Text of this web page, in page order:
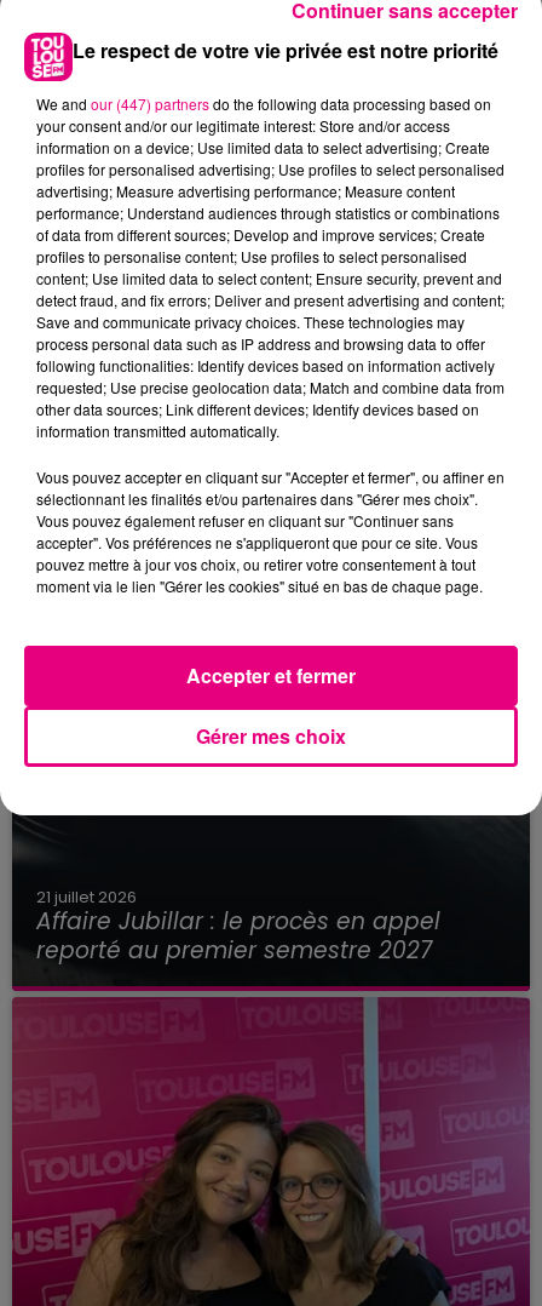
22 juillet 2026
Toulouse : circulation perturbée dans le
secteur François Verdier...
21 juillet 2026
Affaire Jubillar : le procès en appel
reporté au premier semestre 2027
Le respect de votre vie privée est notre priorité
We and our (447) partnersdo the following data processing based on
your consent and/or our legitimate interest: Store and/or access
information on a device; Use limited data to select advertising; Create
profiles for personalised advertising; Use profiles to select personalised
advertising; Measure advertising performance; Measure content
performance; Understand audiences through statistics or combinations
of data from different sources; Develop and improve services; Create
profiles to personalise content; Use profiles to select personalised
content; Use limited data to select content; Ensure security, prevent and
detect fraud, and fix errors; Deliver and present advertising and content;
Save and communicate privacy choices. These technologies may
process personal data such as IP address and browsing data to offer
following functionalities: Identify devices based on information actively
requested; Use precise geolocation data; Match and combine data from
other data sources; Link different devices; Identify devices based on
information transmitted automatically.
Vous pouvez accepter en cliquant sur "Accepter et fermer", ou affiner en
sélectionnant les finalités et/ou partenaires dans "Gérer mes choix".
Vous pouvez également refuser en cliquant sur "Continuer sans
accepter". Vos préférences ne s'appliqueront que pour ce site. Vous
pouvez mettre à jour vos choix, ou retirer votre consentement à tout
moment via le lien "Gérer les cookies" situé en bas de chaque page.
Gérer mes choix
Accepter et fermer
Continuer sans accepter